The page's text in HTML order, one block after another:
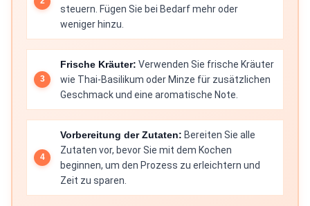
steuern. Fügen Sie bei Bedarf mehr oder
weniger hinzu.
Frische Kräuter: Verwenden Sie frische Kräuter
wie Thai-Basilikum oder Minze für zusätzlichen
Geschmack und eine aromatische Note.
Vorbereitung der Zutaten: Bereiten Sie alle
Zutaten vor, bevor Sie mit dem Kochen
beginnen, um den Prozess zu erleichtern und
Zeit zu sparen.